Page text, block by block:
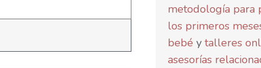
metodología para
los primeros
bebé ytalleres
asesorías